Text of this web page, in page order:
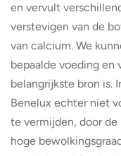
en vervult
verstevigen van de
van calcium. We
bepaalde voeding en
belangrijkste bron is.
Benelux echter niet
te vermijden, door de
hoge